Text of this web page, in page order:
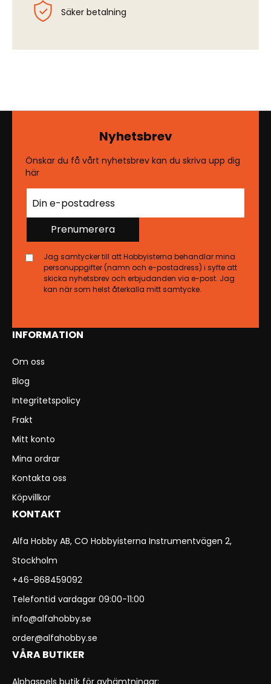
Säker betalning
INFORMATION
Om oss
Blog
Integritetspolicy
Frakt
Mitt konto
Mina ordrar
Kontakta oss
Köpvillkor
KONTAKT
Alfa Hobby AB, CO Hobbyisterna Instrumentvägen 2,
Stockholm
+46-868459092
Telefontid vardagar 09:00-11:00
info@alfahobby.se
order@alfahobby.se
VÅRA BUTIKER
Nyhetsbrev
Önskar du få vårt nyhetsbrev kan du skriva upp dig
här
Prenumerera
Jag samtycker till att Hobbyisterna behandlar mina
personuppgifter (namn och e-postadress) i syfte att
skicka nyhetsbrev och erbjudanden via e-post. Jag
kan när som helst återkalla mitt samtycke.